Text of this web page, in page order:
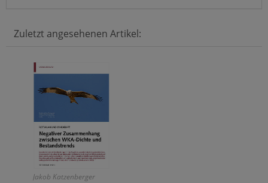
Zuletzt angesehenen Artikel:
Jakob Katzenberger